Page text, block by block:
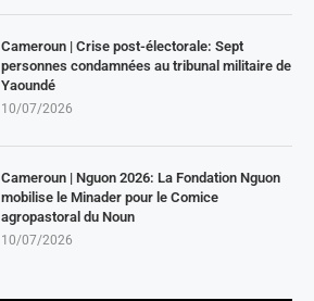
Cameroun | Crise post-électorale: Sept
personnes condamnées au tribunal militaire de
Yaoundé
10/07/2026
Cameroun | Nguon 2026: La Fondation Nguon
mobilise le Minader pour le Comice
agropastoral du Noun
10/07/2026